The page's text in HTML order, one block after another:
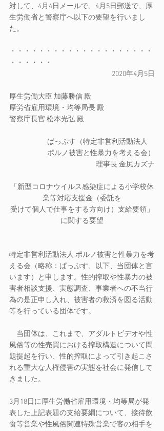
対して、4月4日メールで、4月5日郵送で、厚
生労働省と警察庁へ以下の要望を行いまし
た。
・・・・・・・・・・・・・・・・・・・・
・・・・・・
2020年4月5日
厚生労働大臣 加藤勝信 殿
厚労省雇用環境・均等局長 殿
警察庁長官 松本光弘 殿
ぱっぷす（特定非営利活動法人
ポルノ被害と性暴力を考える会）
理事長 金尻カズナ
「新型コロナウイルス感染症による小学校休
業等対応支援金（委託を
受けて個人で仕事をする方向け）支給要領」
に関する要望
特定非営利活動法人 ポルノ被害と性暴力を考
える会（略称：ぱっぷす、以下、当団体と言
います）と申します。性的搾取や性暴力の被
害者相談支援、実態調査、事業者への不当行
為の是正申し入れ、被害者の救済を図る活動
等を行っている団体です。
当団体は、これまで、アダルトビデオや性
風俗等の性売買における搾取構造について問
題提起を行い、性的搾取によって引き起こさ
れる重大な人権侵害の実態を社会に発信して
きました。
3月18日に厚生労働省雇用環境・均等局が発
表した上記表題の支給要綱について、接待飲
食等営業や性風俗関連特殊営業で客の相手を